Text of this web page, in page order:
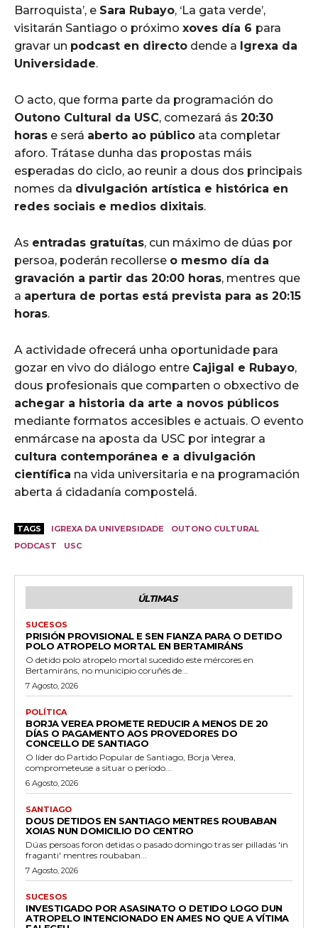
Barroquista’, e Sara Rubayo, ‘La gata verde’,
visitarán Santiago o próximo xoves día 6 para
gravar un podcast en directo dende a Igrexa da
Universidade.
O acto, que forma parte da programación do
Outono Cultural da USC, comezará ás 20:30
horas e será aberto ao público ata completar
aforo. Trátase dunha das propostas máis
esperadas do ciclo, ao reunir a dous dos principais
nomes da divulgación artística e histórica en
redes sociais e medios dixitais.
As entradas gratuítas, cun máximo de dúas por
persoa, poderán recollerse o mesmo día da
gravación a partir das 20:00 horas, mentres que
a apertura de portas está prevista para as 20:15
horas.
A actividade ofrecerá unha oportunidade para
gozar en vivo do diálogo entre Cajigal e Rubayo,
dous profesionais que comparten o obxectivo de
achegar a historia da arte a novos públicos
mediante formatos accesibles e actuais. O evento
enmárcase na aposta da USC por integrar a
cultura contemporánea e a divulgación
científica na vida universitaria e na programación
aberta á cidadanía compostelá.
TAGS IGREXA DA UNIVERSIDADE
OUTONO CULTURAL
PODCAST
USC
ÚLTIMAS
SUCESOS
PRISIÓN PROVISIONAL E SEN FIANZA PARA O DETIDO
POLO ATROPELO MORTAL EN BERTAMIRÁNS
O detido polo atropelo mortal sucedido este mércores en
Bertamiráns, no municipio coruñés de...
7 Agosto, 2026
POLÍTICA
BORJA VEREA PROMETE REDUCIR A MENOS DE 20
DÍAS O PAGAMENTO AOS PROVEDORES DO
CONCELLO DE SANTIAGO
O líder do Partido Popular de Santiago, Borja Verea,
comprometeuse a situar o período...
6 Agosto, 2026
SANTIAGO
DOUS DETIDOS EN SANTIAGO MENTRES ROUBABAN
XOIAS NUN DOMICILIO DO CENTRO
Dúas persoas foron detidas o pasado domingo tras ser pilladas 'in
fraganti' mentres roubaban...
7 Agosto, 2026
SUCESOS
INVESTIGADO POR ASASINATO O DETIDO LOGO DUN
ATROPELO INTENCIONADO EN AMES NO QUE A VÍTIMA